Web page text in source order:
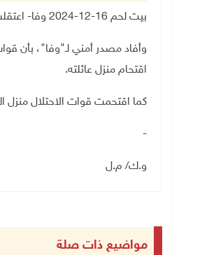
بيت لحم 16-12-2024 وفا- اعتقلت قوات الاحتلال الإسرائيلي، اليوم الإثنين، شابا من محافظة بيت لحم.
اقتحام منزل عائلته.
كما اقتحمت قوات الاحتلال منزل
-
و.ك/ م.ل
مواضيع ذات صلة